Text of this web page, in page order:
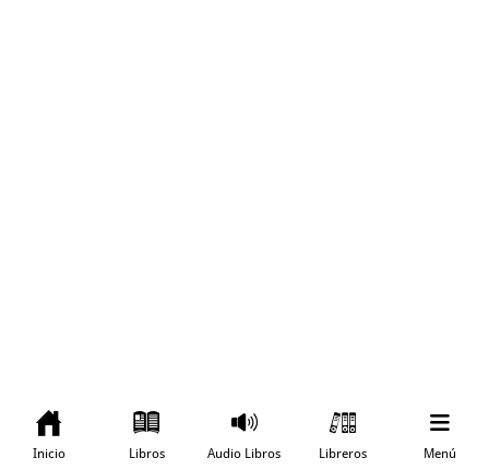
Inicio Libros Audio Libros Libreros Menú